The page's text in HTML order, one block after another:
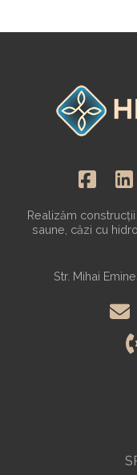
Realizăm
saune, căzi cu
Str. Mihai